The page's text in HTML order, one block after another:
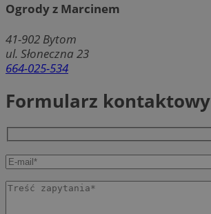
Ogrody z Marcinem
41-902 Bytom
ul. Słoneczna 23
664-025-534
Formularz kontaktowy